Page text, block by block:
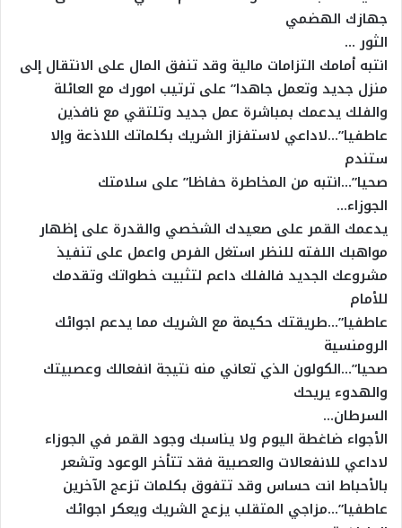
جهازك الهضمي
الثور …
انتبه أمامك التزامات مالية وقد تنفق المال على الانتقال إلى
منزل جديد وتعمل جاهدا” على ترتيب امورك مع العائلة
والفلك يدعمك بمباشرة عمل جديد وتلتقي مع نافذين
عاطفيا”…لاداعي لاستفزاز الشريك بكلماتك اللاذعة وإلا
ستندم
صحيا”…انتبه من المخاطرة حفاظا” على سلامتك
الجوزاء…
يدعمك القمر على صعيدك الشخصي والقدرة على إظهار
مواهبك اللفته للنظر استغل الفرص واعمل على تنفيذ
مشروعك الجديد فالفلك داعم لتثبيت خطواتك وتقدمك
للأمام
عاطفيا”…طريقتك حكيمة مع الشريك مما يدعم اجوائك
الرومنسية
صحيا”…الكولون الذي تعاني منه نتيجة انفعالك وعصبيتك
والهدوء يريحك
السرطان…
الأجواء ضاغطة اليوم ولا يناسبك وجود القمر في الجوزاء
لاداعي للانفعالات والعصبية فقد تتأخر الوعود وتشعر
بالأحباط انت حساس وقد تتفوق بكلمات تزعج الآخرين
عاطفيا”…مزاجي المتقلب يزعج الشريك ويعكر اجوائك